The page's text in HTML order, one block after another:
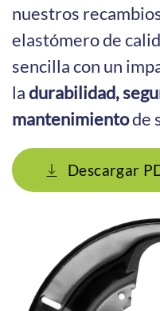
nuestros
elastómero de
sencilla con un
ladurabilidad,
mantenimientode
Descargar